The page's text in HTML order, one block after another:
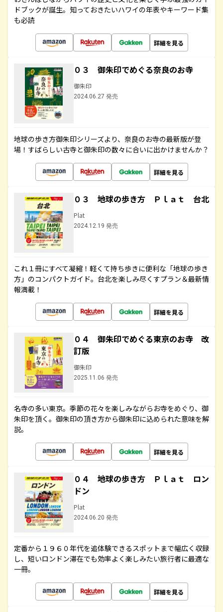
ドブックが誕生。知っておきたいハワイの年表やキーワード集
も必読
詳細を見る
０３ 御朱印でめぐる奈良のお寺
御朱印
2024.06.27 発売
地球の歩き方御朱印シリーズより、奈良のお寺の最新版が登
場！すばらしい古寺と御朱印の数々に合いに出かけませんか？
詳細を見る
０３ 地球の歩き方 Ｐｌａｔ 台北
Plat
2024.12.19 発売
これ１冊にすべて凝縮！軽くて持ち歩きに便利な「地球の歩き
方」のコンパクトガイド。台北を楽しみ尽くすプラン＆最新情
報満載！
詳細を見る
０４ 御朱印でめぐる東京のお寺 改
訂版
御朱印
2025.11.06 発売
名寺の多い東京。季節の花々を楽しみながらお寺をめぐり、御
朱印を頂く。御朱印の頂き方から御朱印に込められた意味を解
説。
詳細を見る
０４ 地球の歩き方 Ｐｌａｔ ロン
ドン
Plat
2024.06.20 発売
定番から１９６０年代を追体験できるスポットまで幅広く収録
し、短いロンドン滞在でも効率よく楽しみたい旅行者に最適な
一冊。
詳細を見る